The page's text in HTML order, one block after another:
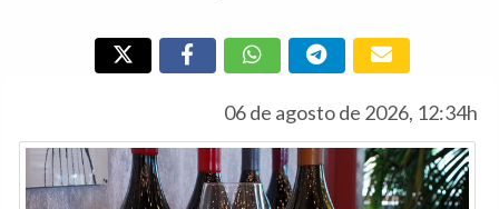
06 de agosto de 2026, 12:34h